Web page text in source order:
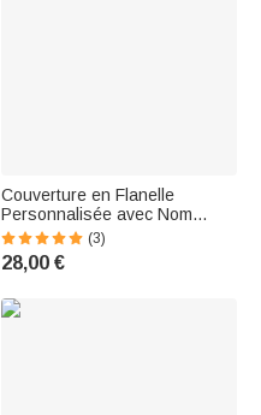
Couverture en Flanelle
Personnalisée avec Nom
Couverture Douce à Motif Arc-
en-Ciel pour Bébé Enfant
Nouvelle Maman Cadeau
(3)
28,00 €